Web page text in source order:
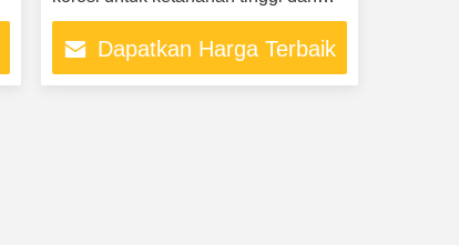
benturan
Dapatkan Harga Terbaik